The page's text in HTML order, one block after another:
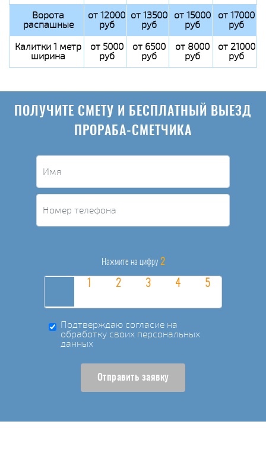
Ворота
распашные
от 12000
руб
от 13500
руб
от 15000
руб
от 17000
руб
Калитки 1 метр
ширина
от 5000
руб
от 6500
руб
от 8000
руб
от 21000
руб
ПОЛУЧИТЕ СМЕТУ И БЕСПЛАТНЫЙ ВЫЕЗД
ПРОРАБА-СМЕТЧИКА
Нажмите на цифру 2
Подтверждаю согласие на
обработку своих персональных
данных
Отправить заявку